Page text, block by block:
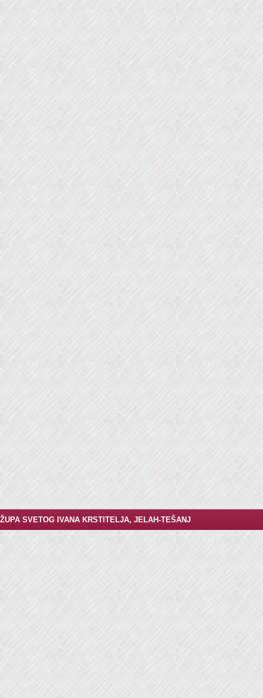
ŽUPA SVETOG IVANA KRSTITELJA, JELAH-TEŠANJ